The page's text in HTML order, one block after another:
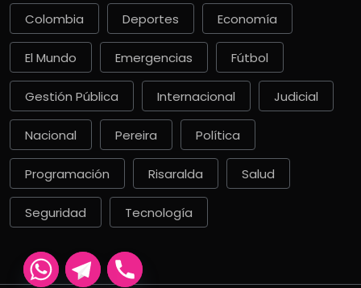
Colombia Deportes Economía
El Mundo Emergencias Fútbol
Gestión Pública Internacional Judicial
Nacional Pereira Política
Programación Risaralda Salud
Seguridad Tecnología